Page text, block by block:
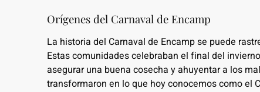
Orígenes del Carnaval de Encamp
La historia del Carnaval de Encamp se puede
Estas comunidades celebraban el final del
asegurar una buena cosecha y ahuyentar a los
transformaron en lo que hoy conocemos como el